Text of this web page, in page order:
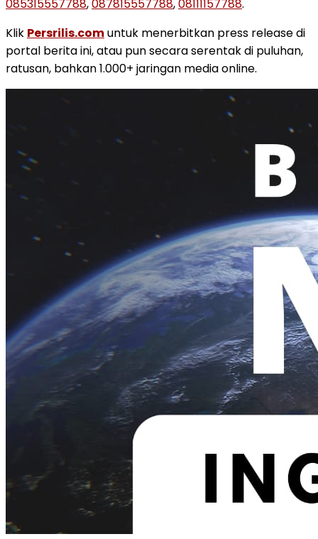
085315557788,087815557788,08111157788.
Klik Persrilis.comuntuk menerbitkan press release di
portal berita ini, atau pun secara serentak di puluhan,
ratusan, bahkan 1.000+ jaringan media online.